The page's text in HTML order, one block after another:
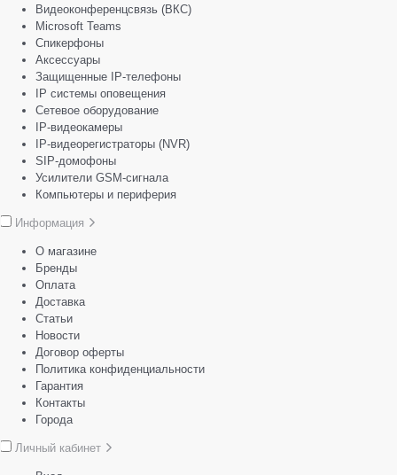
Видеоконференцсвязь (ВКС)
Microsoft Teams
Спикерфоны
Аксессуары
Защищенные IP-телефоны
IP системы оповещения
Сетевое оборудование
IP-видеокамеры
IP-видеорегистраторы (NVR)
SIP-домофоны
Усилители GSM-сигнала
Компьютеры и периферия
Информация
О магазине
Бренды
Оплата
Доставка
Статьи
Новости
Договор оферты
Политика конфиденциальности
Гарантия
Контакты
Города
Личный кабинет